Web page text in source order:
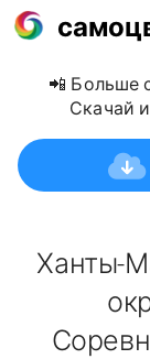
📲 Больше
Скачай
Ханты-